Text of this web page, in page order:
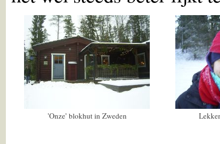
'Onze' blokhut in Zweden